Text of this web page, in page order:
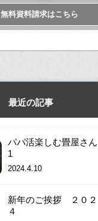
最近の記事
パパ活楽しむ畳屋さん
1
2024.4.10
新年のご挨拶 ２０２
４
無料資料請求はこちら